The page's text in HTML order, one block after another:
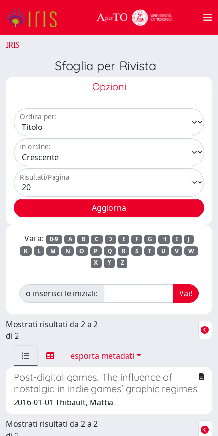
IRIS
Sfoglia per Rivista
Opzioni
Ordina per:
In ordine:
Risultati/Pagina
Vai a: 0-9 A B C D E F G H I
J
K
L M N O P Q R S T U V
W
X
Y Z
o inserisci le iniziali:
Mostrati risultati da 2 a 2
di 2
esporta metadati
Post-digital games. The influence of
nostalgia in indie games' graphic regimes
2016-01-01 Thibault, Mattia
Mostrati risultati da 2 a 2